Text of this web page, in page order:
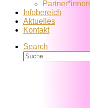
Partner*innen
Infobereich
Aktuelles
Kontakt
Search
Suche